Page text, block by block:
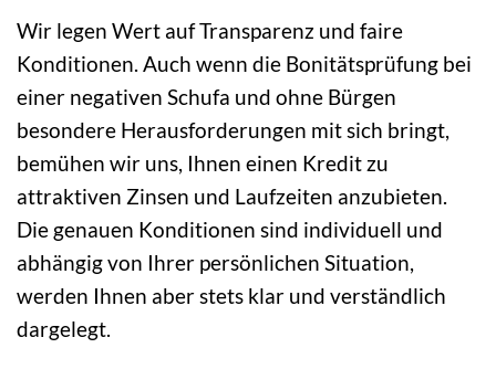
Wir legen Wert auf Transparenz und faire
Konditionen. Auch wenn die Bonitätsprüfung bei
einer negativen Schufa und ohne Bürgen
besondere Herausforderungen mit sich bringt,
bemühen wir uns, Ihnen einen Kredit zu
attraktiven Zinsen und Laufzeiten anzubieten.
Die genauen Konditionen sind individuell und
abhängig von Ihrer persönlichen Situation,
werden Ihnen aber stets klar und verständlich
dargelegt.